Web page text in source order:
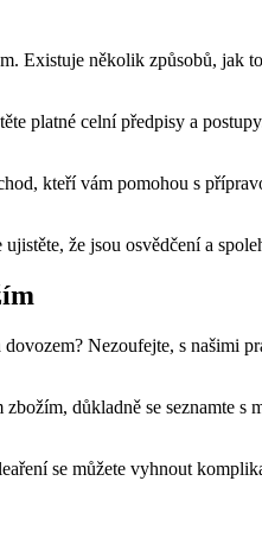
Existuje několik způsobů, jak
platné celní předpisy a
kteří vám pomohou s
ujistěte, že jsou osvědčení a
Nezoufejte, s
zbožím, důkladně se seznamte
se můžete vyhnout